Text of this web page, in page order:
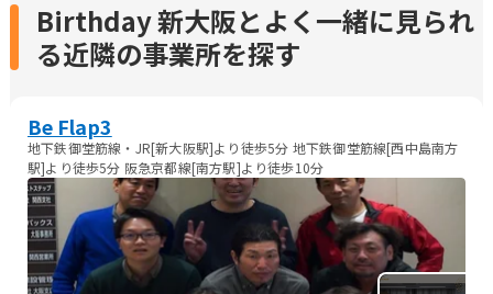
Birthday 新大阪とよく一緒に見られ
る近隣の事業所を探す
Be Flap3
地下鉄御堂筋線・JR[新大阪駅]より徒歩5分 地下鉄御堂筋線[西中島南方
駅]より徒歩5分 阪急京都線[南方駅]より徒歩10分